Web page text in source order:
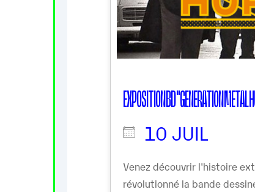
EXPOSITION BD "GENERATION
10 JUIL
Venez découvrir l'histoire
révolutionné la bande